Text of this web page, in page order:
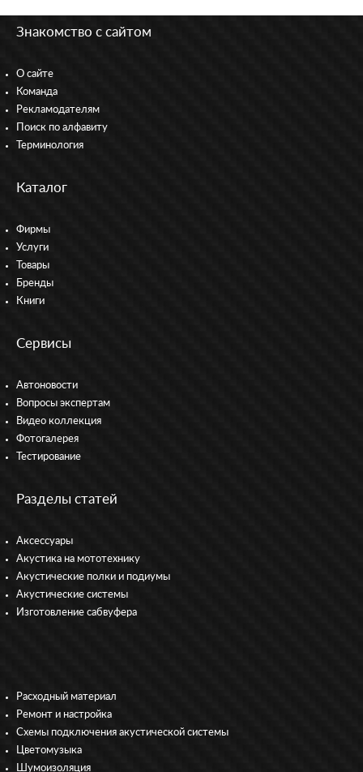
Знакомство с сайтом
О сайте
Команда
Рекламодателям
Поиск по алфавиту
Терминология
Каталог
Фирмы
Услуги
Товары
Бренды
Книги
Сервисы
Автоновости
Вопросы экспертам
Видео коллекция
Фотогалерея
Тестирование
Разделы статей
Аксессуары
Акустика на мототехнику
Акустические полки и подиумы
Акустические системы
Изготовление сабвуфера
Расходный материал
Ремонт и настройка
Схемы подключения акустической системы
Цветомузыка
Шумоизоляция